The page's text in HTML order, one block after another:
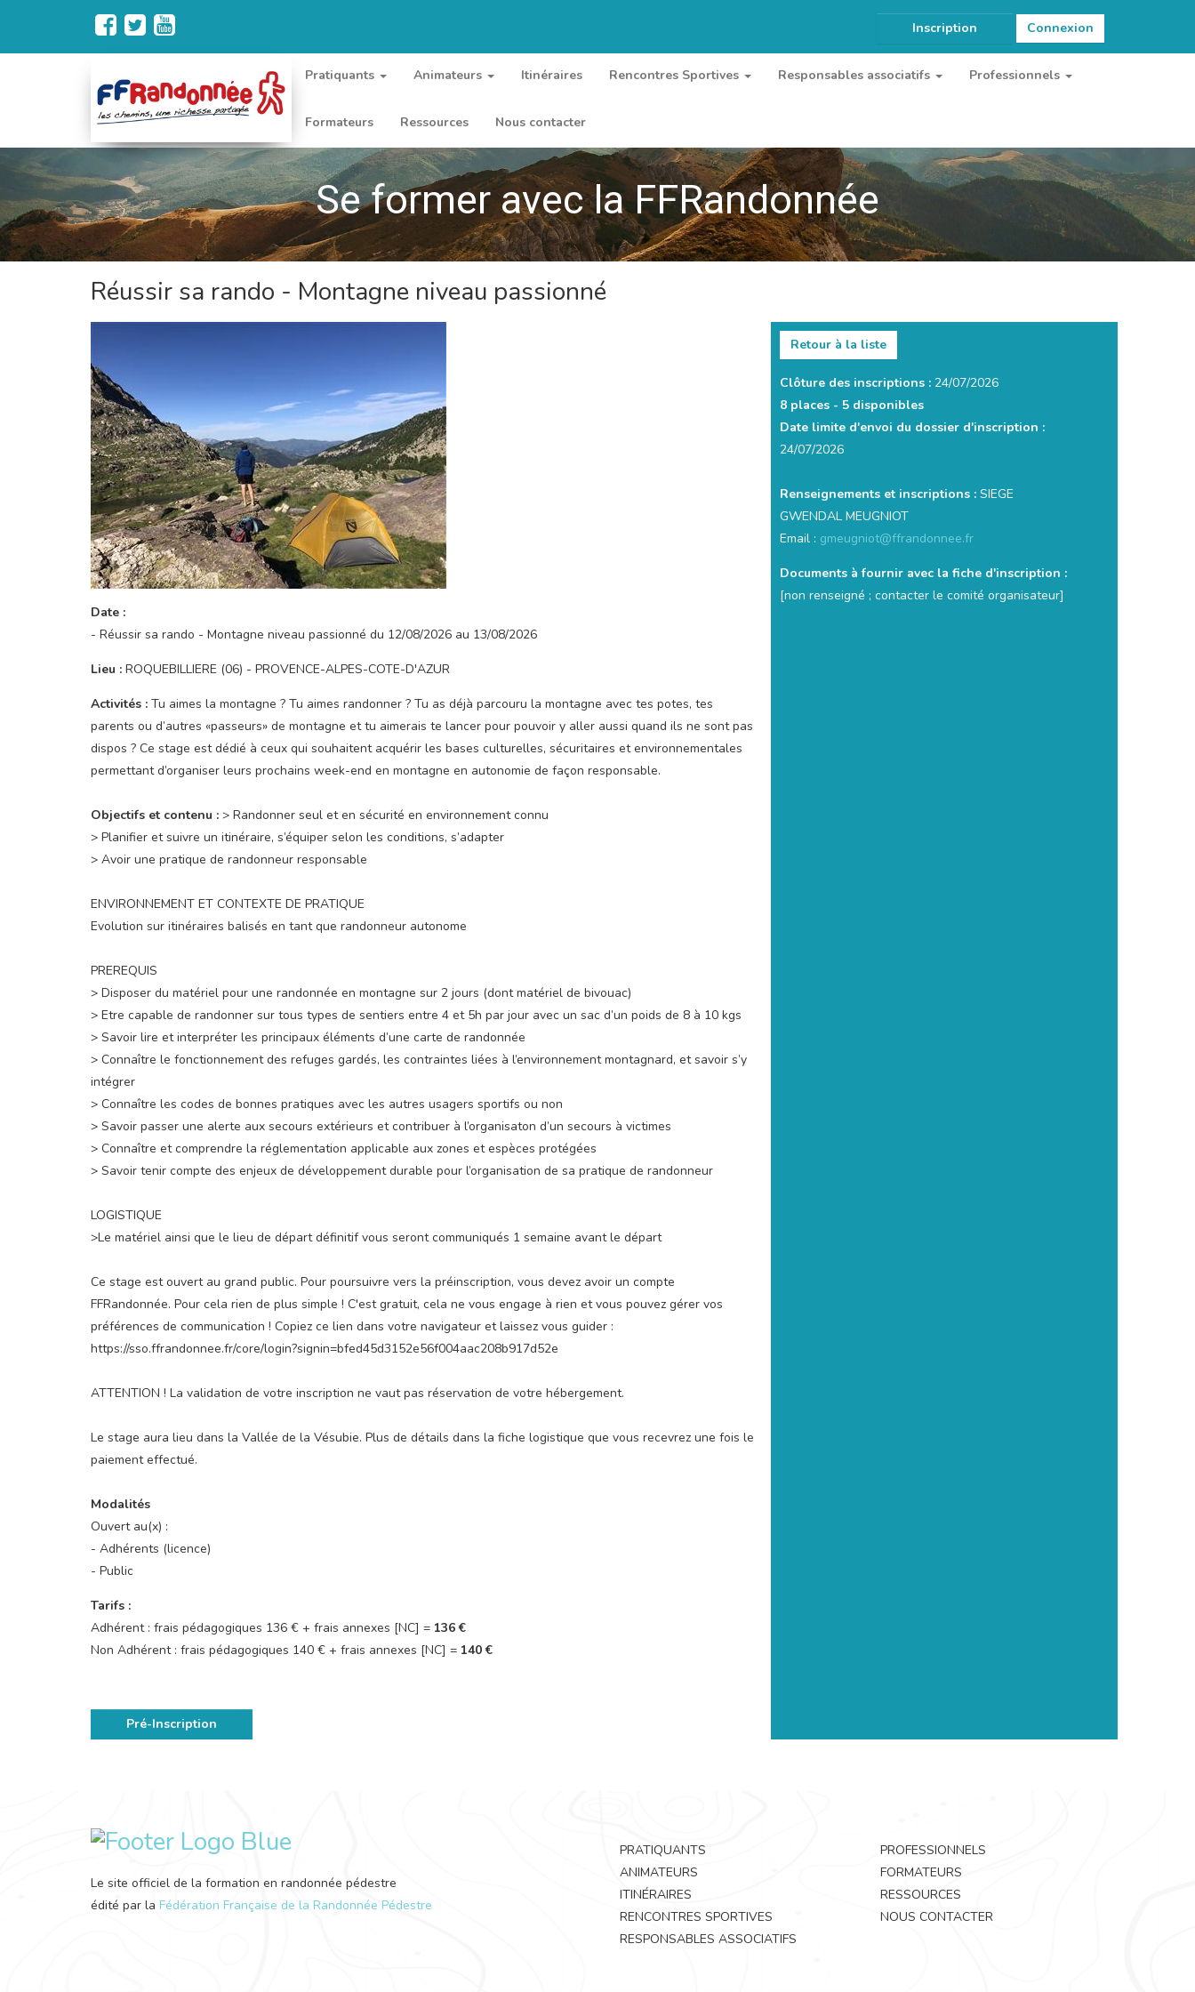
Inscription Connexion
Pratiquants Animateurs Itinéraires Rencontres Sportives Responsables associatifs Professionnels
Formateurs Ressources Nous contacter
Se former avec la FFRandonnée
Réussir sa rando - Montagne niveau passionné
Date :
- Réussir sa rando - Montagne niveau passionné du 12/08/2026 au 13/08/2026
Lieu : ROQUEBILLIERE (06) - PROVENCE-ALPES-COTE-D'AZUR
Activités : Tu aimes la montagne ? Tu aimes randonner ? Tu as déjà parcouru la montagne avec tes potes, tes
parents ou d’autres «passeurs» de montagne et tu aimerais te lancer pour pouvoir y aller aussi quand ils ne sont pas
dispos ? Ce stage est dédié à ceux qui souhaitent acquérir les bases culturelles, sécuritaires et environnementales
permettant d’organiser leurs prochains week-end en montagne en autonomie de façon responsable.
Objectifs et contenu : > Randonner seul et en sécurité en environnement connu
> Planifier et suivre un itinéraire, s’équiper selon les conditions, s’adapter
> Avoir une pratique de randonneur responsable
ENVIRONNEMENT ET CONTEXTE DE PRATIQUE
Evolution sur itinéraires balisés en tant que randonneur autonome
PREREQUIS
> Disposer du matériel pour une randonnée en montagne sur 2 jours (dont matériel de bivouac)
> Etre capable de randonner sur tous types de sentiers entre 4 et 5h par jour avec un sac d’un poids de 8 à 10 kgs
> Savoir lire et interpréter les principaux éléments d’une carte de randonnée
> Connaître le fonctionnement des refuges gardés, les contraintes liées à l’environnement montagnard, et savoir s’y
intégrer
> Connaître les codes de bonnes pratiques avec les autres usagers sportifs ou non
> Savoir passer une alerte aux secours extérieurs et contribuer à l’organisaton d’un secours à victimes
> Connaître et comprendre la réglementation applicable aux zones et espèces protégées
> Savoir tenir compte des enjeux de développement durable pour l’organisation de sa pratique de randonneur
LOGISTIQUE
>Le matériel ainsi que le lieu de départ définitif vous seront communiqués 1 semaine avant le départ
Ce stage est ouvert au grand public. Pour poursuivre vers la préinscription, vous devez avoir un compte
FFRandonnée. Pour cela rien de plus simple ! C'est gratuit, cela ne vous engage à rien et vous pouvez gérer vos
préférences de communication ! Copiez ce lien dans votre navigateur et laissez vous guider :
https://sso.ffrandonnee.fr/core/login?signin=bfed45d3152e56f004aac208b917d52e
ATTENTION ! La validation de votre inscription ne vaut pas réservation de votre hébergement.
Le stage aura lieu dans la Vallée de la Vésubie. Plus de détails dans la fiche logistique que vous recevrez une fois le
paiement effectué.
Modalités
Ouvert au(x) :
- Adhérents (licence)
- Public
Tarifs :
Adhérent : frais pédagogiques 136 € + frais annexes [NC] = 136 €
Non Adhérent : frais pédagogiques 140 € + frais annexes [NC] = 140 €
Pré-Inscription
Retour à la liste
Clôture des inscriptions : 24/07/2026
8 places - 5 disponibles
Date limite d'envoi du dossier d'inscription :
24/07/2026
Renseignements et inscriptions : SIEGE
GWENDAL MEUGNIOT
Email : gmeugniot@ffrandonnee.fr
Documents à fournir avec la fiche d'inscription :
[non renseigné ; contacter le comité organisateur]
Le site officiel de la formation en randonnée pédestre
édité par la Fédération Française de la Randonnée Pédestre
PRATIQUANTS
ANIMATEURS
ITINÉRAIRES
RENCONTRES SPORTIVES
RESPONSABLES ASSOCIATIFS
PROFESSIONNELS
FORMATEURS
RESSOURCES
NOUS CONTACTER